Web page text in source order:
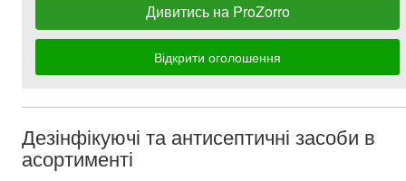
Дивитись на ProZorro
Відкрити оголошення
Дезінфікуючі та антисептичні засоби в
асортименті